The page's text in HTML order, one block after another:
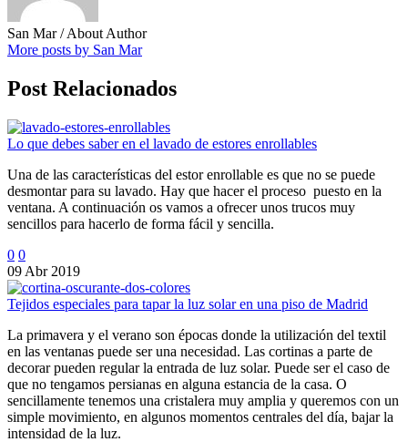
San Mar/ About Author
More posts by San Mar
Post Relacionados
Lo que debes saber en el lavado de estores enrollables
Una de las características del estor enrollable es que no se puede
desmontar para su lavado. Hay que hacer el proceso puesto en la
ventana. A continuación os vamos a ofrecer unos trucos muy
sencillos para hacerlo de forma fácil y sencilla.
0 0
09 Abr 2019
Tejidos especiales para tapar la luz solar en una piso de Madrid
La primavera y el verano son épocas donde la utilización del textil
en las ventanas puede ser una necesidad. Las cortinas a parte de
decorar pueden regular la entrada de luz solar. Puede ser el caso de
que no tengamos persianas en alguna estancia de la casa. O
sencillamente tenemos una cristalera muy amplia y queremos con un
simple movimiento, en algunos momentos centrales del día, bajar la
intensidad de la luz.